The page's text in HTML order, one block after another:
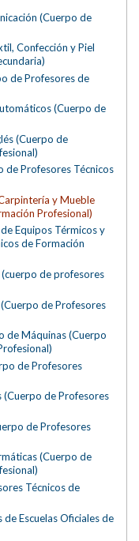
(Cuerpo de
Confección y Piel
de Profesores de
(Cuerpo de
(Cuerpo de
de Profesores Técnicos
y Mueble
Profesional)
Equipos Térmicos y
de Formación
de profesores
de Profesores
de Máquinas (Cuerpo
de Profesores
de Profesores
de Profesores
(Cuerpo de
Técnicos de
Escuelas Oficiales de